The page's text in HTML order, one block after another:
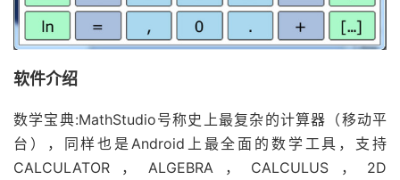
软件介绍
数学宝典:MathStudio号称史上最复杂的计算器（移动平
台），同样也是Android上最全面的数学工具，支持
CALCULATOR，ALGEBRA，CALCULUS，2D